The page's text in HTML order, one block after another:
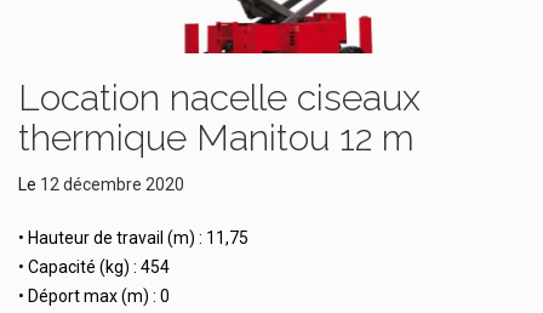
Location nacelle ciseaux
thermique Manitou 12 m
Le 12 décembre 2020
• Hauteur de travail (m) : 11,75
• Capacité (kg) : 454
• Déport max (m) : 0